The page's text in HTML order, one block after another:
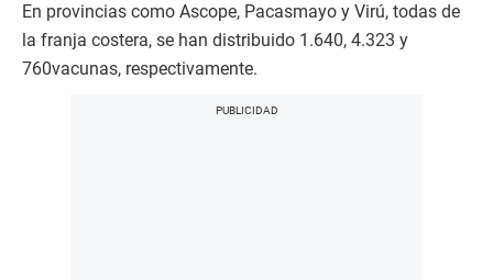
En provincias como Ascope, Pacasmayo y Virú, todas de
la franja costera, se han distribuido 1.640, 4.323 y
760vacunas, respectivamente.